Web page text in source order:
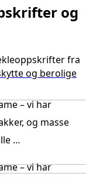
og berolige
og
fra
– vi har
og masse
…
– vi har